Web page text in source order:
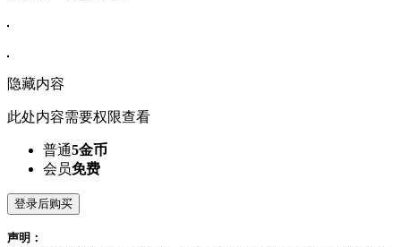
隐藏内容
此处内容需要权限查看
普通5金币
会员免费
登录后购买
声明：